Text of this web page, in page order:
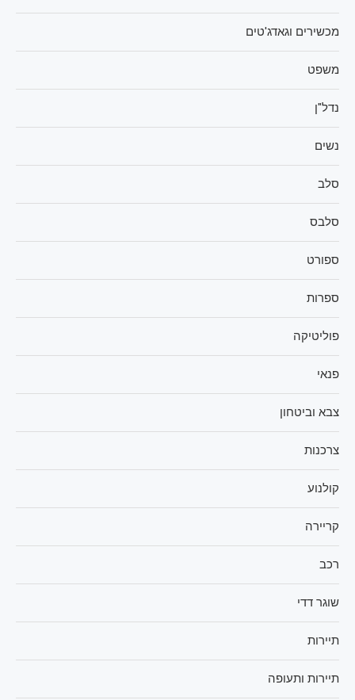
מכשירים וגאדג'טים
משפט
נדל"ן
נשים
סלב
סלבס
ספורט
ספרות
פוליטיקה
פנאי
צבא וביטחון
צרכנות
קולנוע
קריירה
רכב
שוגר דדי
תיירות
תיירות ותעופה